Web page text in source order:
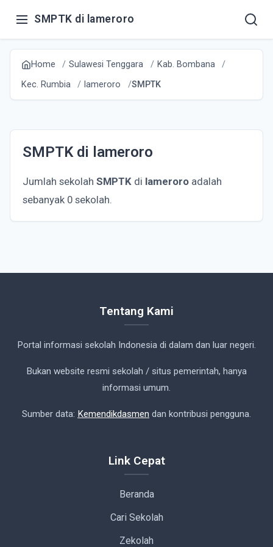
SMPTK di lameroro
Home Sulawesi Tenggara
Kab. Bombana
Kec. Rumbia
lameroro SMPTK
SMPTK di lameroro
Jumlah sekolah SMPTK di lameroro adalah
sebanyak 0 sekolah.
Tentang Kami
Portal informasi sekolah Indonesia di dalam dan luar negeri.
Bukan website resmi sekolah / situs pemerintah, hanya
informasi umum.
Sumber data: Kemendikdasmen dan kontribusi pengguna.
Link Cepat
Beranda
Cari Sekolah
Zekolah